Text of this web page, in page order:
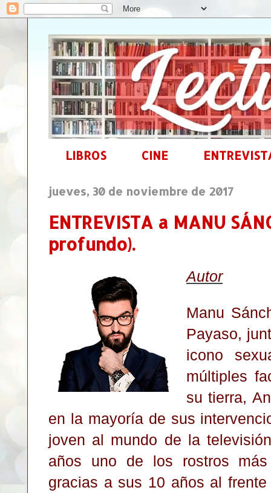
LIBROS CINE
jueves, 30 de noviembre de 2017
ENTREVISTA a MANU
profundo).
Autor
Manu
Payaso,
icono
múltiples
su tierra,
en la mayoría de sus
joven al mundo de la
años uno de los rostros
gracias a sus 10 años al